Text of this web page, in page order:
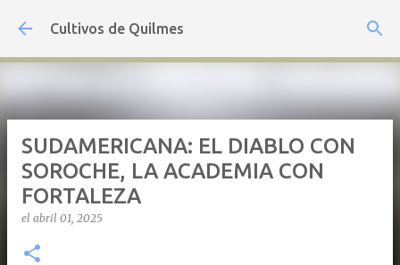
Ir al contenido principal
Cultivos de Quilmes
SUDAMERICANA: EL DIABLO CON
SOROCHE, LA ACADEMIA CON
FORTALEZA
el abril 01, 2025